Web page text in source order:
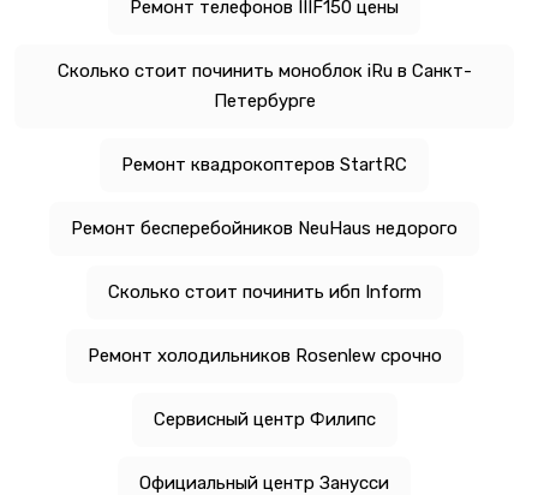
Ремонт телефонов IIIF150 цены
Сколько стоит починить моноблок iRu в Санкт-
Петербурге
Ремонт квадрокоптеров StartRC
Ремонт бесперебойников NeuHaus недорого
Сколько стоит починить ибп Inform
Ремонт холодильников Rosenlew срочно
Сервисный центр Филипс
Официальный центр Занусси